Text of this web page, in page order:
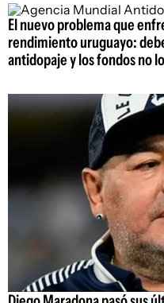
El nuevo problema que
rendimiento uruguayo:
antidopaje y los fondos no